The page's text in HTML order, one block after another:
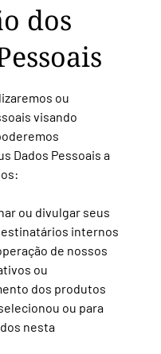
dos
ou
visando
Dados Pessoais a
ou divulgar seus
internos
de nossos
ou
dos produtos
ou para
nesta